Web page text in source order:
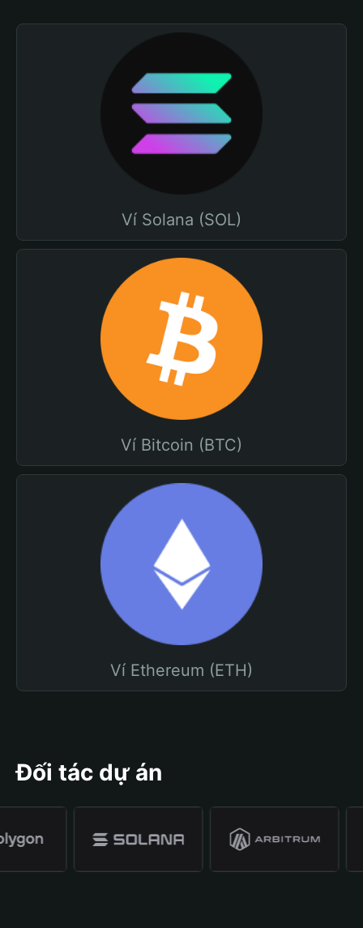
Ví Solana (SOL)
Ví Bitcoin (BTC)
Ví Ethereum (ETH)
Đối tác dự án